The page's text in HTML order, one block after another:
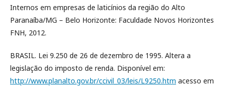
Internos em empresas de laticínios da região do Alto
Paranaíba/MG – Belo Horizonte: Faculdade Novos Horizontes
FNH, 2012.
BRASIL. Lei 9.250 de 26 de dezembro de 1995. Altera a
legislação do imposto de renda. Disponível em:
http://www.planalto.gov.br/ccivil_03/leis/L9250.htm acesso em